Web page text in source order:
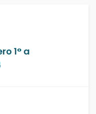
1° a